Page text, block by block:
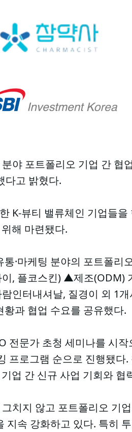
야 포트폴리오 기업 간 협
다고 밝혔다.
K-뷰티 밸류체인 기업들
해 마련됐다.
·마케팅 분야의 포트폴
, 플코스킨) ▲제조(ODM)
인터내셔날, 질경이 외 1
과 협업 수요를 공유했다.
전문가 초청 세미나를 시작
프로그램 순으로 진행됐
업 간 신규 사업 기회와 협
치지 않고 포트폴리오 기
지속 강화하고 있다. 특히